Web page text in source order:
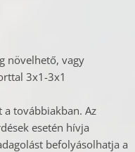
növelhető, vagy
3x1-3x1
a továbbiakban. Az
esetén hívja
befolyásolhatja a